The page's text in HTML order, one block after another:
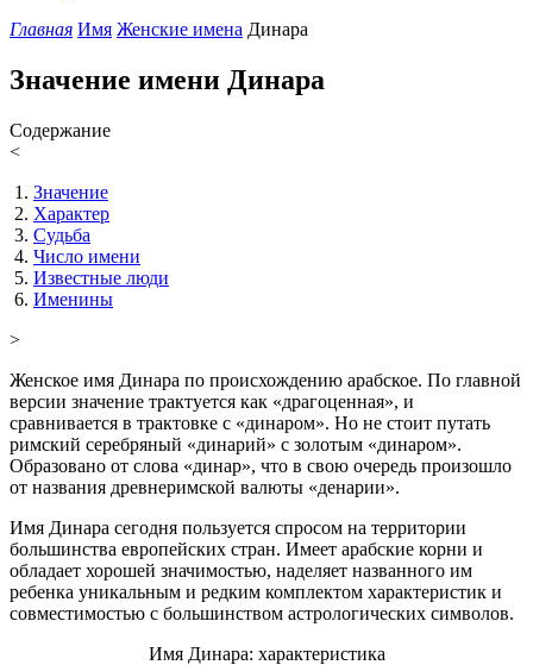
Главная Имя Женские имена Динара
Значение имени Динара
Содержание
<
Значение
Характер
Судьба
Число имени
Известные люди
Именины
>
Женское имя Динара по происхождению арабское. По главной
версии значение трактуется как «драгоценная», и
сравнивается в трактовке с «динаром». Но не стоит путать
римский серебряный «динарий» с золотым «динаром».
Образовано от слова «динар», что в свою очередь произошло
от названия древнеримской валюты «денарии».
Имя Динара сегодня пользуется спросом на территории
большинства европейских стран. Имеет арабские корни и
обладает хорошей значимостью, наделяет названного им
ребенка уникальным и редким комплектом характеристик и
совместимостью с большинством астрологических символов.
Имя Динара: характеристика